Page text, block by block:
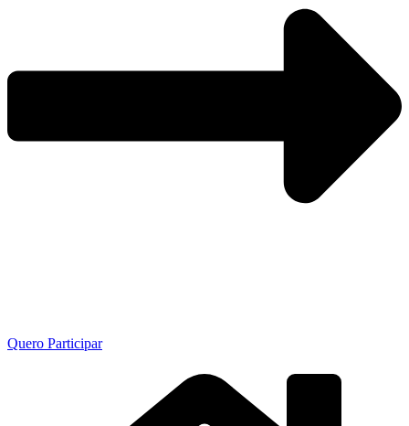
Quero Participar